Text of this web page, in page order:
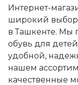
Интернет-
широкий выбор
в Ташкенте. Мы
обувь для
удобной,
нашем
качественные